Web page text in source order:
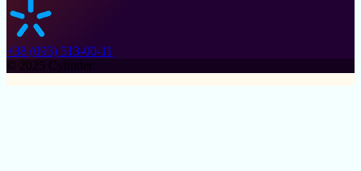
+38 (093) 513-00-11
© 2025 Cylinder